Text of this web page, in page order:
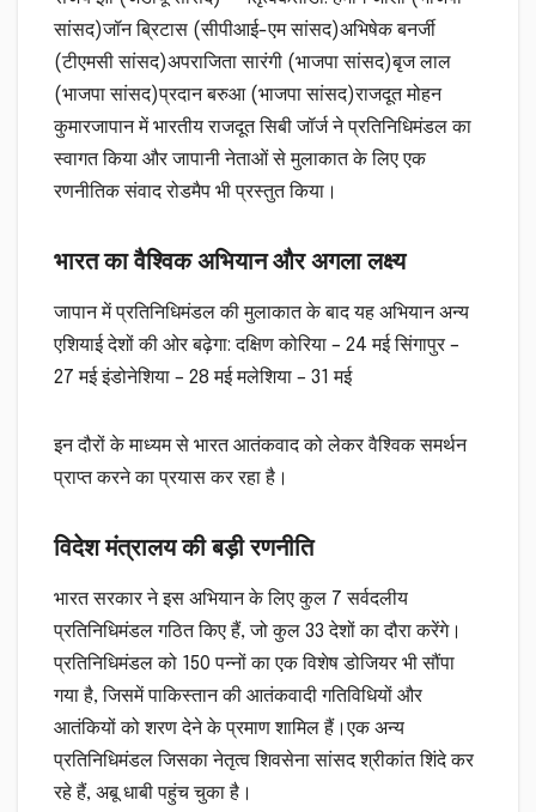
सांसद)जॉन ब्रिटास (सीपीआई-एम सांसद)अभिषेक बनर्जी
(टीएमसी सांसद)अपराजिता सारंगी (भाजपा सांसद)बृज लाल
(भाजपा सांसद)प्रदान बरुआ (भाजपा सांसद)राजदूत मोहन
कुमारजापान में भारतीय राजदूत सिबी जॉर्ज ने प्रतिनिधिमंडल का
स्वागत किया और जापानी नेताओं से मुलाकात के लिए एक
रणनीतिक संवाद रोडमैप भी प्रस्तुत किया।
भारत का वैश्विक अभियान और अगला लक्ष्य
जापान में प्रतिनिधिमंडल की मुलाकात के बाद यह अभियान अन्य
एशियाई देशों की ओर बढ़ेगा: दक्षिण कोरिया – 24 मई सिंगापुर –
27 मई इंडोनेशिया – 28 मई मलेशिया – 31 मई
इन दौरों के माध्यम से भारत आतंकवाद को लेकर वैश्विक समर्थन
प्राप्त करने का प्रयास कर रहा है।
विदेश मंत्रालय की बड़ी रणनीति
भारत सरकार ने इस अभियान के लिए कुल 7 सर्वदलीय
प्रतिनिधिमंडल गठित किए हैं, जो कुल 33 देशों का दौरा करेंगे।
प्रतिनिधिमंडल को 150 पन्नों का एक विशेष डोजियर भी सौंपा
गया है, जिसमें पाकिस्तान की आतंकवादी गतिविधियों और
आतंकियों को शरण देने के प्रमाण शामिल हैं।एक अन्य
प्रतिनिधिमंडल जिसका नेतृत्व शिवसेना सांसद श्रीकांत शिंदे कर
रहे हैं, अबू धाबी पहुंच चुका है।